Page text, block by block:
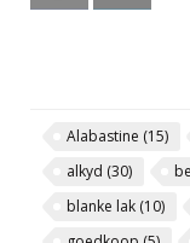
Alabastine (15)
alkyd (30)
blanke lak (10)